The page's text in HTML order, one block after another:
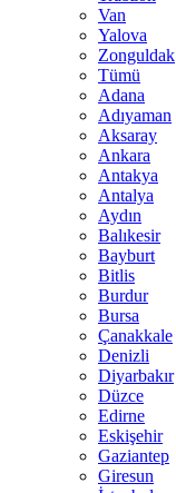
Van
Yalova
Zonguldak
Tümü
Adana
Adıyaman
Aksaray
Ankara
Antakya
Antalya
Aydın
Balıkesir
Bayburt
Bitlis
Burdur
Bursa
Çanakkale
Denizli
Diyarbakır
Düzce
Edirne
Eskişehir
Gaziantep
Giresun